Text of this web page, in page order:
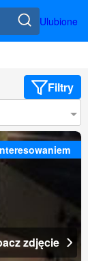
Ulubione
Filtry
zdjęcie